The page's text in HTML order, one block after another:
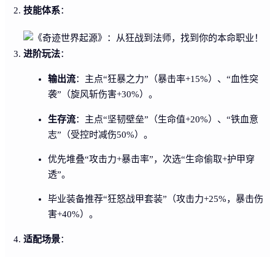
技能体系：
进阶玩法：
输出流：主点“狂暴之力”（暴击率+15%）、“血性突
袭”（旋风斩伤害+30%）。
生存流：主点“坚韧壁垒”（生命值+20%）、“铁血意
志”（受控时减伤50%）。
优先堆叠“攻击力+暴击率”，次选“生命偷取+护甲穿
透”。
毕业装备推荐“狂怒战甲套装”（攻击力+25%，暴击伤
害+40%）。
适配场景：